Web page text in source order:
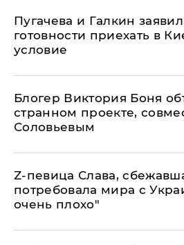
Пугачева и Галкин
готовности приехать в
условие
Блогер Виктория Боня
странном проекте,
Соловьевым
Z-певица Слава,
потребовала мира с
очень плохо"